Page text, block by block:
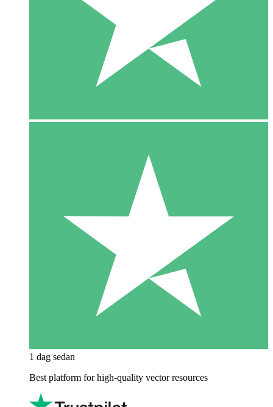
1 dag sedan
Best platform for high-quality vector resources